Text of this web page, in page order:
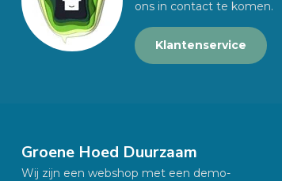
ons in contact te komen.
Klantenservice
Groene Hoed Duurzaam
Wij zijn een webshop met een demo-